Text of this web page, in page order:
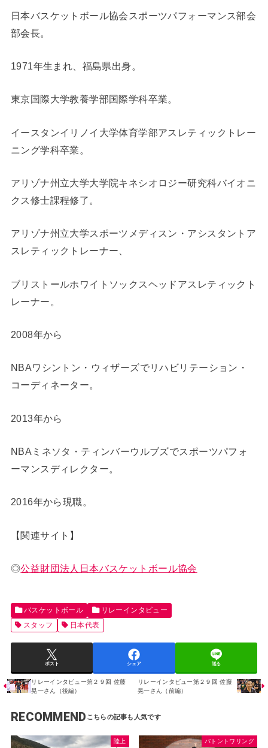
日本バスケットボール協会スポーツパフォーマンス部会
部会長。
1971年生まれ、福島県出身。
東京国際大学教養学部国際学科卒業。
イースタンイリノイ大学体育学部アスレティックトレー
ニング学科卒業。
アリゾナ州立大学大学院キネシオロジー研究科バイオニ
クス修士課程修了。
アリゾナ州立大学スポーツメディスン・アシスタントア
スレティックトレーナー、
ブリストールホワイトソックスヘッドアスレティックト
レーナー。
2008年から
NBAワシントン・ウィザーズでリハビリテーション・
コーディネーター。
2013年から
NBAミネソタ・ティンバーウルブズでスポーツパフォ
ーマンスディレクター。
2016年から現職。
【関連サイト】
◎公益財団法人日本バスケットボール協会
バスケットボール
リレーインタビュー
スタッフ
日本代表
ポスト シェア 送る
リレーインタビュー第２９回 佐藤
晃一さん（後編）
リレーインタビュー第２９回 佐藤
晃一さん（前編）
RECOMMEND
陸上 バトントワリング